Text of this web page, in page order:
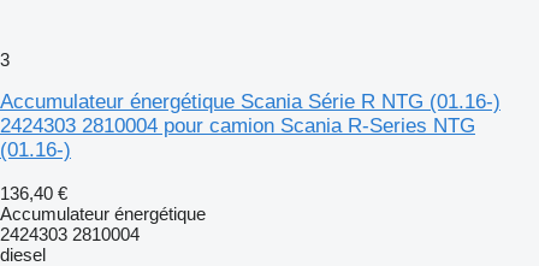
3
Accumulateur énergétique Scania Série R NTG (01.16-)
2424303 2810004 pour camion Scania R-Series NTG
(01.16-)
136,40 €
Accumulateur énergétique
2424303 2810004
diesel